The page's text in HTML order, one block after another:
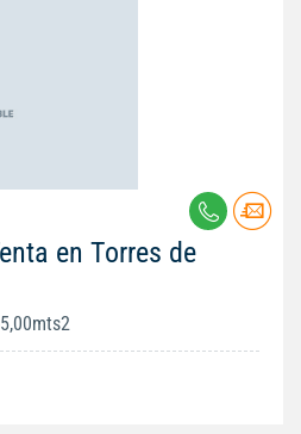
en Torres de